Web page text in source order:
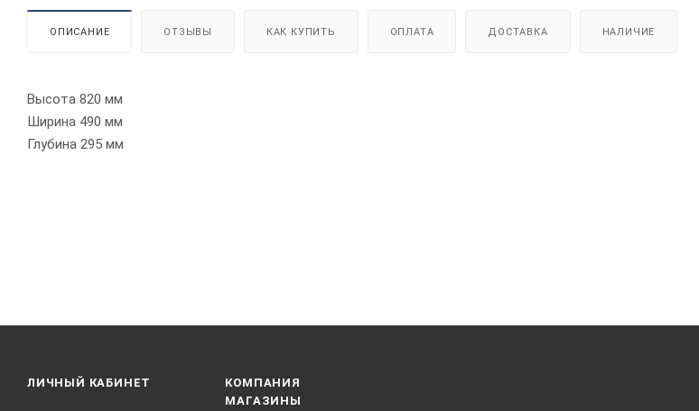
ОПИСАНИЕ ОТЗЫВЫ КАК КУПИТЬ ОПЛАТА ДОСТАВКА НАЛИЧИЕ
Высота 820 мм
Ширина 490 мм
Глубина 295 мм
ЛИЧНЫЙ КАБИНЕТ
КОМПАНИЯ
МАГАЗИНЫ